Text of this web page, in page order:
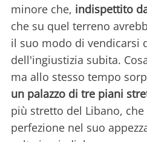
minore che, indispettito
che su quel terreno
il suo modo di vendicarsi
dell'ingiustizia subita.
ma allo stesso tempo
un palazzo di tre piani
più stretto del Libano, che
perfezione nel suo